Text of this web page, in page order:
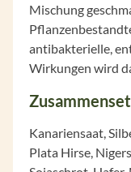
Mischung
antibakterielle,
Wirkungen wird
Kanariensaat,
Plata Hirse,